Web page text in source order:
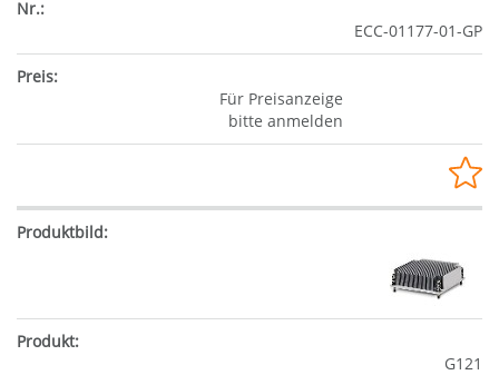
ECC-01177-01-GP
Für Preisanzeige
bitte anmelden
G121